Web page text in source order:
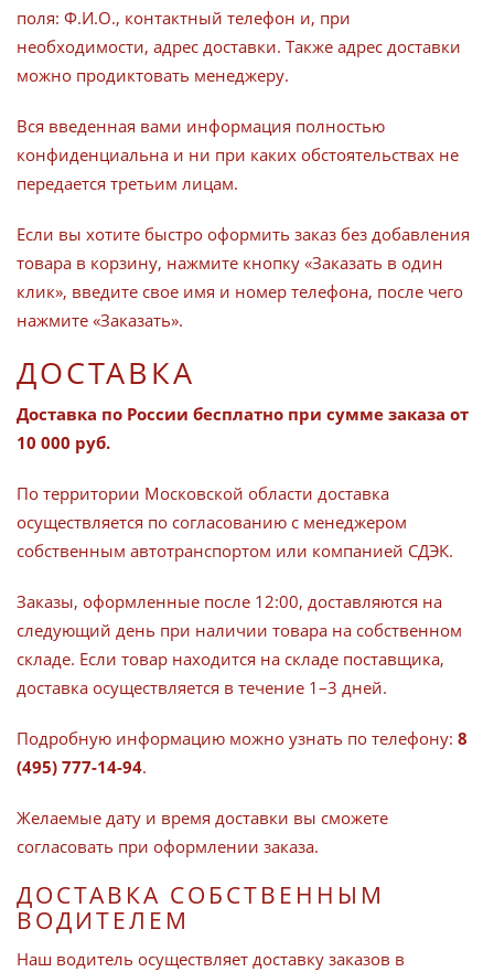
поля: Ф.И.О., контактный телефон и, при
необходимости, адрес доставки. Также адрес доставки
можно продиктовать менеджеру.
Вся введенная вами информация полностью
конфиденциальна и ни при каких обстоятельствах не
передается третьим лицам.
Если вы хотите быстро оформить заказ без добавления
товара в корзину, нажмите кнопку «Заказать в один
клик», введите свое имя и номер телефона, после чего
нажмите «Заказать».
ДОСТАВКА
Доставка по России бесплатно при сумме заказа от
10 000 руб.
По территории Московской области доставка
осуществляется по согласованию с менеджером
собственным автотранспортом или компанией СДЭК.
Заказы, оформленные после 12:00, доставляются на
следующий день при наличии товара на собственном
складе. Если товар находится на складе поставщика,
доставка осуществляется в течение 1–3 дней.
Подробную информацию можно узнать по телефону: 8
(495) 777-14-94.
Желаемые дату и время доставки вы сможете
согласовать при оформлении заказа.
ДОСТАВКА СОБСТВЕННЫМ
ВОДИТЕЛЕМ
Наш водитель осуществляет доставку заказов в